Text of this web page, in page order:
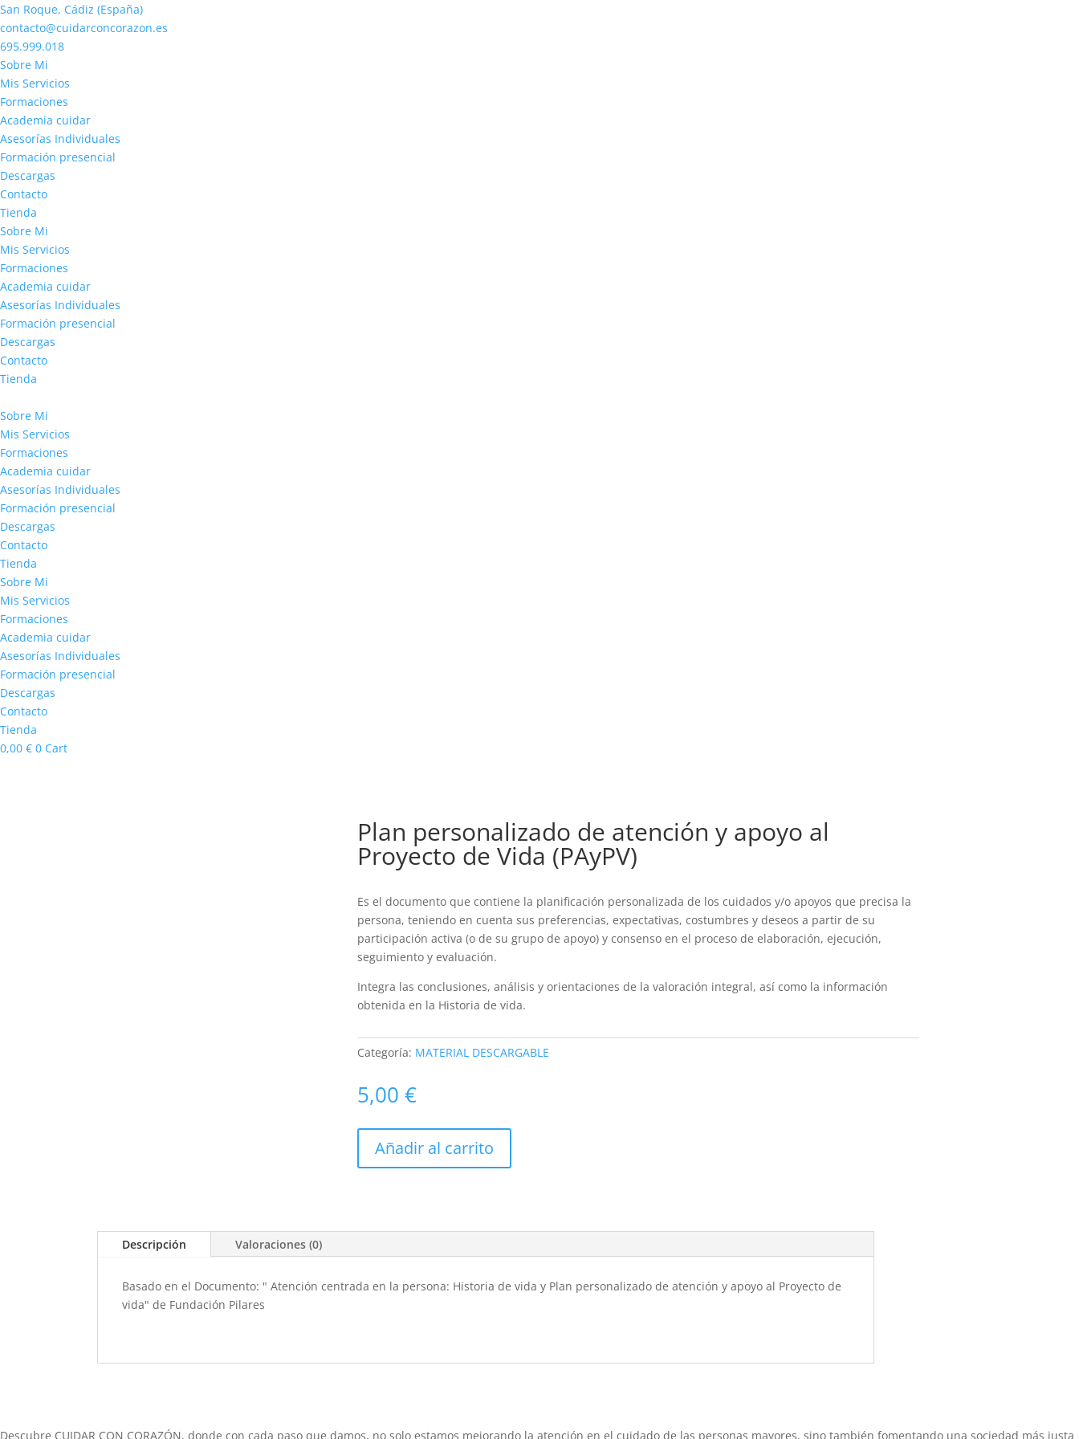
San Roque, Cádiz (España)
contacto@cuidarconcorazon.es
695.999.018
Sobre Mi
Mis Servicios
Formaciones
Academia cuidar
Asesorías Individuales
Formación presencial
Descargas
Contacto
Tienda
Sobre Mi
Mis Servicios
Formaciones
Academia cuidar
Asesorías Individuales
Formación presencial
Descargas
Contacto
Tienda
Sobre Mi
Mis Servicios
Formaciones
Academia cuidar
Asesorías Individuales
Formación presencial
Descargas
Contacto
Tienda
Sobre Mi
Mis Servicios
Formaciones
Academia cuidar
Asesorías Individuales
Formación presencial
Descargas
Contacto
Tienda
0,00 € 0 Cart
Plan personalizado de atención y apoyo al
Proyecto de Vida (PAyPV)
Es el documento que contiene la planificación personalizada de los cuidados y/o apoyos que precisa la
persona, teniendo en cuenta sus preferencias, expectativas, costumbres y deseos a partir de su
participación activa (o de su grupo de apoyo) y consenso en el proceso de elaboración, ejecución,
seguimiento y evaluación.
Integra las conclusiones, análisis y orientaciones de la valoración integral, así como la información
obtenida en la Historia de vida.
Categoría: MATERIAL DESCARGABLE
5,00 €
Añadir al carrito
Descripción Valoraciones (0)
Basado en el Documento: " Atención centrada en la persona: Historia de vida y Plan personalizado de atención y apoyo al Proyecto de
vida" de Fundación Pilares
Descubre CUIDAR CON CORAZÓN, donde con cada paso que damos, no solo estamos mejorando la atención en el cuidado de las personas mayores, sino también fomentando una sociedad más justa